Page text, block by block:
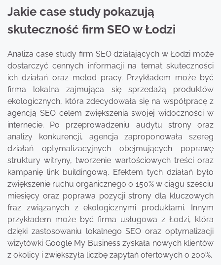
Jakie case study pokazują
skuteczność firm SEO w Łodzi
Analiza case study firm SEO działających w Łodzi może
dostarczyć cennych informacji na temat skuteczności
ich działań oraz metod pracy. Przykładem może być
firma lokalna zajmująca się sprzedażą produktów
ekologicznych, która zdecydowała się na współpracę z
agencją SEO celem zwiększenia swojej widoczności w
internecie. Po przeprowadzeniu audytu strony oraz
analizy konkurencji, agencja zaproponowała szereg
działań optymalizacyjnych obejmujących poprawę
struktury witryny, tworzenie wartościowych treści oraz
kampanię link buildingową. Efektem tych działań było
zwiększenie ruchu organicznego o 150% w ciągu sześciu
miesięcy oraz poprawa pozycji strony dla kluczowych
fraz związanych z ekologicznymi produktami. Innym
przykładem może być firma usługowa z Łodzi, która
dzięki zastosowaniu lokalnego SEO oraz optymalizacji
wizytówki Google My Business zyskała nowych klientów
z okolicy i zwiększyła liczbę zapytań ofertowych o 200%.